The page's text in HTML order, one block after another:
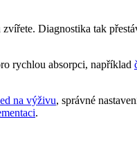
Diagnostika tak
rychlou absorpci, například
na výživu, správné
.